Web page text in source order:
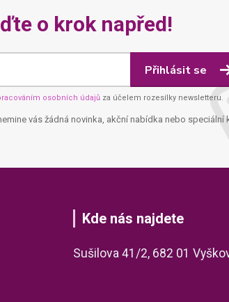
o krok napřed!
Přihlásit se
osobních údajů za účelem rozesílky newsletteru.
vás žádná novinka, akční nabídka nebo speciální
Kde nás najdete
Sušilova 41/2, 682 01